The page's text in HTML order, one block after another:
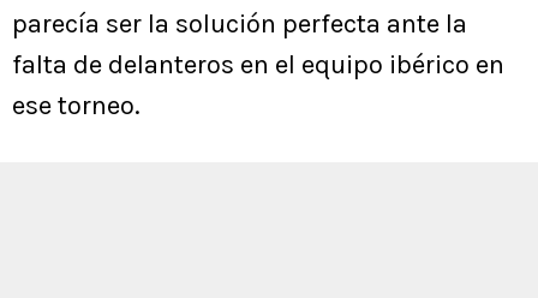
parecía ser la solución perfecta ante la
falta de delanteros en el equipo ibérico en
ese torneo.